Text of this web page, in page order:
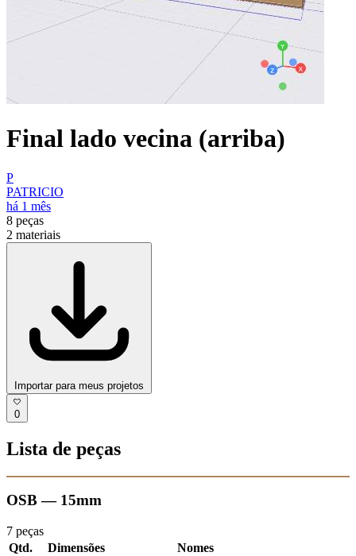
Final lado vecina (arriba)
P
PATRICIO
há 1 mês
8 peças
2 materiais
Importar para meus projetos
0
Lista de peças
OSB — 15mm
7 peças
Qtd.
Dimensões
Nomes